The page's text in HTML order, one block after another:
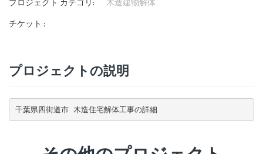
チケット :
プロジェクトの説明
千葉県四街道市 木造住宅解体工事の詳細